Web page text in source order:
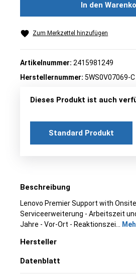
In den
Zum Merkzettel hinzufügen
Artikelnummer: 2415981249
Herstellernummer: 5WS0V07069-C
Dieses Produkt ist auch
Standard Produkt
Beschreibung
Lenovo Premier Support with Onsite
Serviceerweiterung - Arbeitszeit
Jahre - Vor-Ort - Reaktionszei…
Hersteller
Datenblatt